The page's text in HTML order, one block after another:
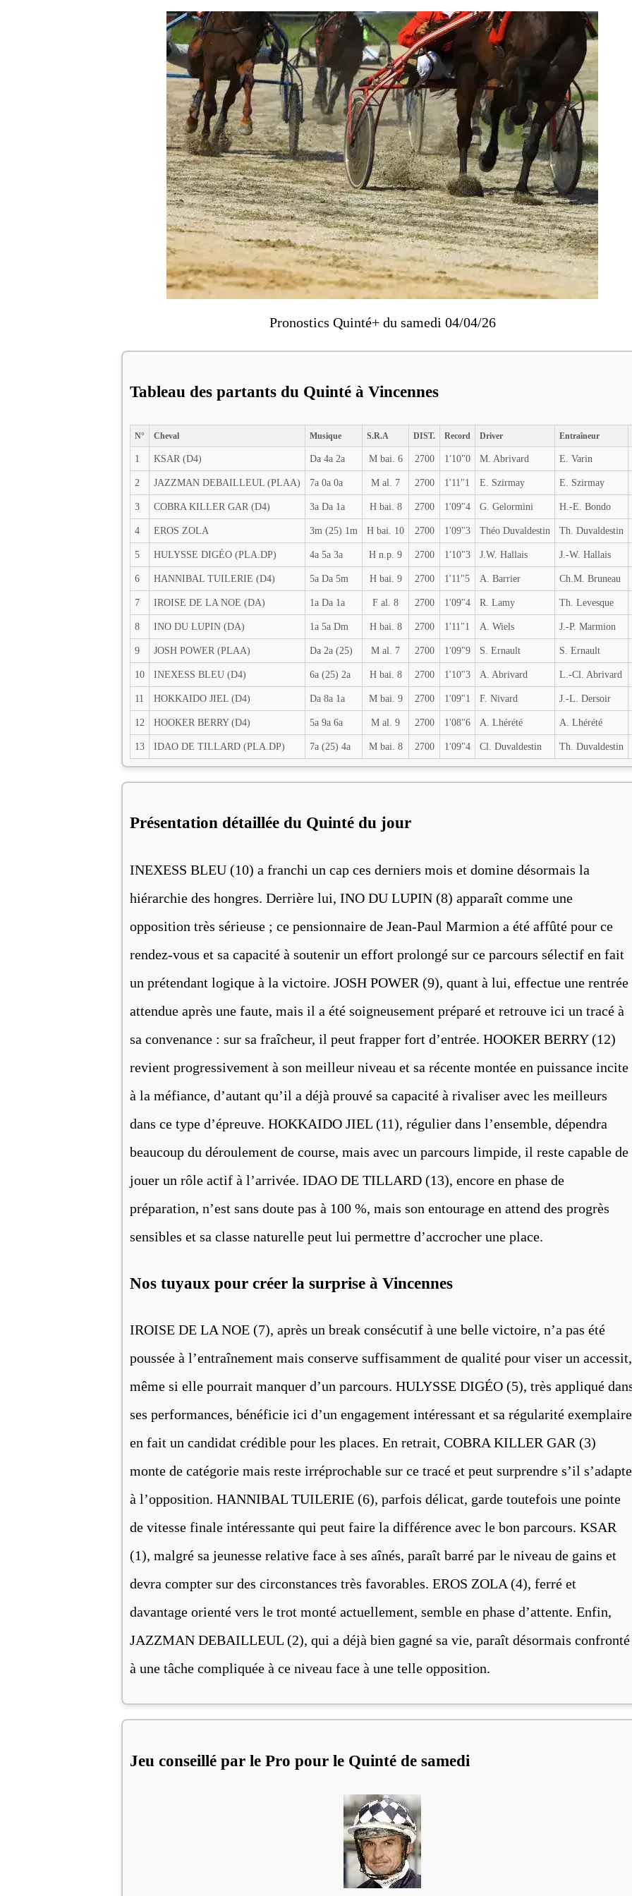
Pronostics Quinté+ du samedi 04/04/26
Tableau des partants du Quinté à Vincennes
N° Cheval Musique S.R.A DIST. Record Driver Entraîneur
1 KSAR (D4) Da 4a 2a M bai. 6 2700 1'10"0 M. Abrivard E. Varin
2 JAZZMAN DEBAILLEUL (PLAA) 7a 0a 0a M al. 7 2700 1'11"1 E. Szirmay E. Szirmay
3 COBRA KILLER GAR (D4) 3a Da 1a H bai. 8 2700 1'09"4 G. Gelormini H.-E. Bondo
4 EROS ZOLA 3m (25) 1m H bai. 10 2700 1'09"3 Théo Duvaldestin Th. Duvaldestin
5 HULYSSE DIGÉO (PLA.DP) 4a 5a 3a H n.p. 9 2700 1'10"3 J.W. Hallais J.-W. Hallais
6 HANNIBAL TUILERIE (D4) 5a Da 5m H bai. 9 2700 1'11"5 A. Barrier Ch.M. Bruneau
7 IROISE DE LA NOE (DA) 1a Da 1a F al. 8 2700 1'09"4 R. Lamy Th. Levesque
8 INO DU LUPIN (DA) 1a 5a Dm H bai. 8 2700 1'11"1 A. Wiels J.-P. Marmion
9 JOSH POWER (PLAA) Da 2a (25) M al. 7 2700 1'09"9 S. Ernault S. Ernault
10 INEXESS BLEU (D4) 6a (25) 2a H bai. 8 2700 1'10"3 A. Abrivard L.-Cl. Abrivard
11 HOKKAIDO JIEL (D4) Da 8a 1a M bai. 9 2700 1'09"1 F. Nivard J.-L. Dersoir
12 HOOKER BERRY (D4) 5a 9a 6a M al. 9 2700 1'08"6 A. Lhérété A. Lhérété
13 IDAO DE TILLARD (PLA.DP) 7a (25) 4a M bai. 8 2700 1'09"4 Cl. Duvaldestin Th. Duvaldestin
Présentation détaillée du Quinté du jour
INEXESS BLEU (10) a franchi un cap ces derniers mois et domine désormais la
hiérarchie des hongres. Derrière lui, INO DU LUPIN (8) apparaît comme une
opposition très sérieuse ; ce pensionnaire de Jean-Paul Marmion a été affûté pour ce
rendez-vous et sa capacité à soutenir un effort prolongé sur ce parcours sélectif en fait
un prétendant logique à la victoire. JOSH POWER (9), quant à lui, effectue une rentrée
attendue après une faute, mais il a été soigneusement préparé et retrouve ici un tracé à
sa convenance : sur sa fraîcheur, il peut frapper fort d’entrée. HOOKER BERRY (12)
revient progressivement à son meilleur niveau et sa récente montée en puissance incite
à la méfiance, d’autant qu’il a déjà prouvé sa capacité à rivaliser avec les meilleurs
dans ce type d’épreuve. HOKKAIDO JIEL (11), régulier dans l’ensemble, dépendra
beaucoup du déroulement de course, mais avec un parcours limpide, il reste capable de
jouer un rôle actif à l’arrivée. IDAO DE TILLARD (13), encore en phase de
préparation, n’est sans doute pas à 100 %, mais son entourage en attend des progrès
sensibles et sa classe naturelle peut lui permettre d’accrocher une place.
Nos tuyaux pour créer la surprise à Vincennes
IROISE DE LA NOE (7), après un break consécutif à une belle victoire, n’a pas été
poussée à l’entraînement mais conserve suffisamment de qualité pour viser un accessit,
même si elle pourrait manquer d’un parcours. HULYSSE DIGÉO (5), très appliqué
ses performances, bénéficie ici d’un engagement intéressant et sa régularité exemplaire
en fait un candidat crédible pour les places. En retrait, COBRA KILLER GAR (3)
monte de catégorie mais reste irréprochable sur ce tracé et peut surprendre s’il s’adapte
à l’opposition. HANNIBAL TUILERIE (6), parfois délicat, garde toutefois une pointe
de vitesse finale intéressante qui peut faire la différence avec le bon parcours. KSAR
(1), malgré sa jeunesse relative face à ses aînés, paraît barré par le niveau de gains et
devra compter sur des circonstances très favorables. EROS ZOLA (4), ferré et
davantage orienté vers le trot monté actuellement, semble en phase d’attente. Enfin,
JAZZMAN DEBAILLEUL (2), qui a déjà bien gagné sa vie, paraît désormais confronté
à une tâche compliquée à ce niveau face à une telle opposition.
Jeu conseillé par le Pro pour le Quinté de samedi